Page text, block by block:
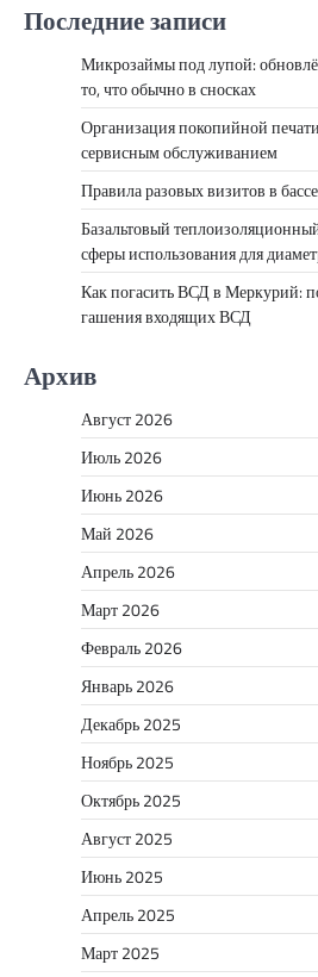
Последние записи
Микрозаймы под лупой:
то, что обычно в сносках
Организация покопийной
сервисным обслуживанием
Правила разовых визитов в
Базальтовый
сферы использования для
Как погасить ВСД в Меркурий:
гашения входящих ВСД
Архив
Август 2026
Июль 2026
Июнь 2026
Май 2026
Апрель 2026
Март 2026
Февраль 2026
Январь 2026
Декабрь 2025
Ноябрь 2025
Октябрь 2025
Август 2025
Июнь 2025
Апрель 2025
Март 2025